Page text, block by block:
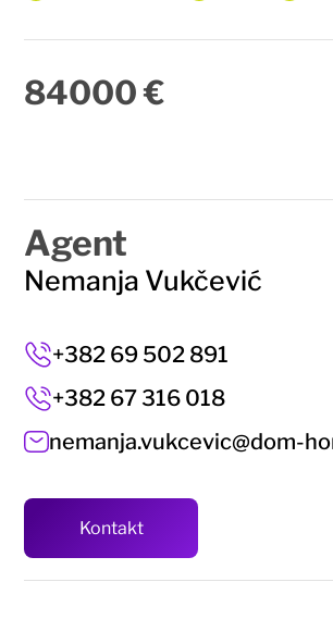
84000 €
Agent
Nemanja Vukčević
+382 69 502 891
+382 67 316 018
nemanja.vukcevic@dom-
Kontakt